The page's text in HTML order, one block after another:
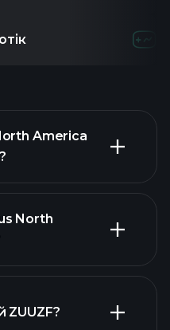
-
America
North
ZUUZF?